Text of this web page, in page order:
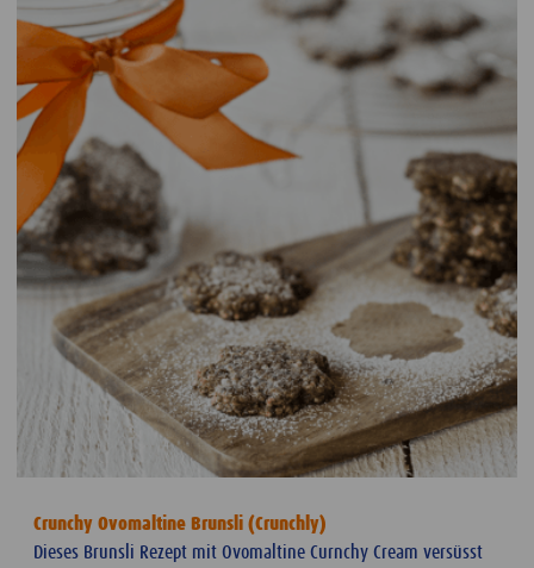
Crunchy Ovomaltine Brunsli (Crunchly)
Dieses Brunsli Rezept mit Ovomaltine Curnchy Cream versüsst